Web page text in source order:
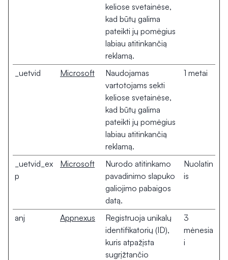
keliose svetainėse,
kad būtų galima
pateikti jų pomėgius
labiau atitinkančią
reklamą.
_uetvid Microsoft
Naudojamas
vartotojams sekti
keliose svetainėse,
kad būtų galima
pateikti jų pomėgius
labiau atitinkančią
reklamą.
1 metai
_uetvid_ex
p
Microsoft
Nurodo atitinkamo
pavadinimo slapuko
galiojimo pabaigos
datą.
Nuolatin
is
anj Appnexus
Registruoja unikalų
identifikatorių (ID),
kuris atpažįsta
sugrįžtančio
3
mėnesia
i